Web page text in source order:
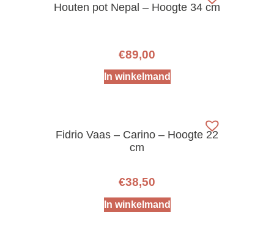
Houten pot Nepal – Hoogte 34 cm
€89,00
In winkelmand
Fidrio Vaas – Carino – Hoogte 22
cm
€38,50
In winkelmand